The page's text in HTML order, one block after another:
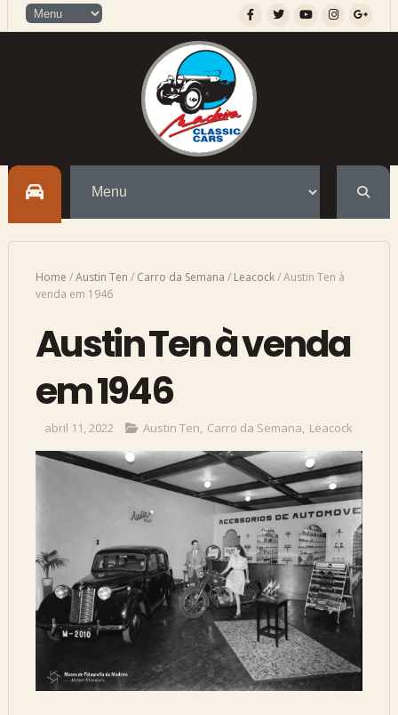
Home /Austin Ten / Carro da Semana / Leacock/Austin Ten à
venda em 1946
Austin Ten à venda
em 1946
abril 11, 2022 Austin Ten, Carro da Semana, Leacock